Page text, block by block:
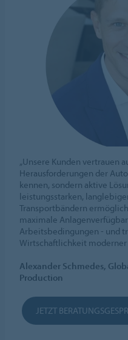
„Unsere Kunden vertrauen
Herausforderungen der
kennen, sondern aktive
leistungsstarken,
Transportbändern
maximale
Arbeitsbedingungen - und
Wirtschaftlichkeit moderner
Alexander Schmedes,
Production
JETZT